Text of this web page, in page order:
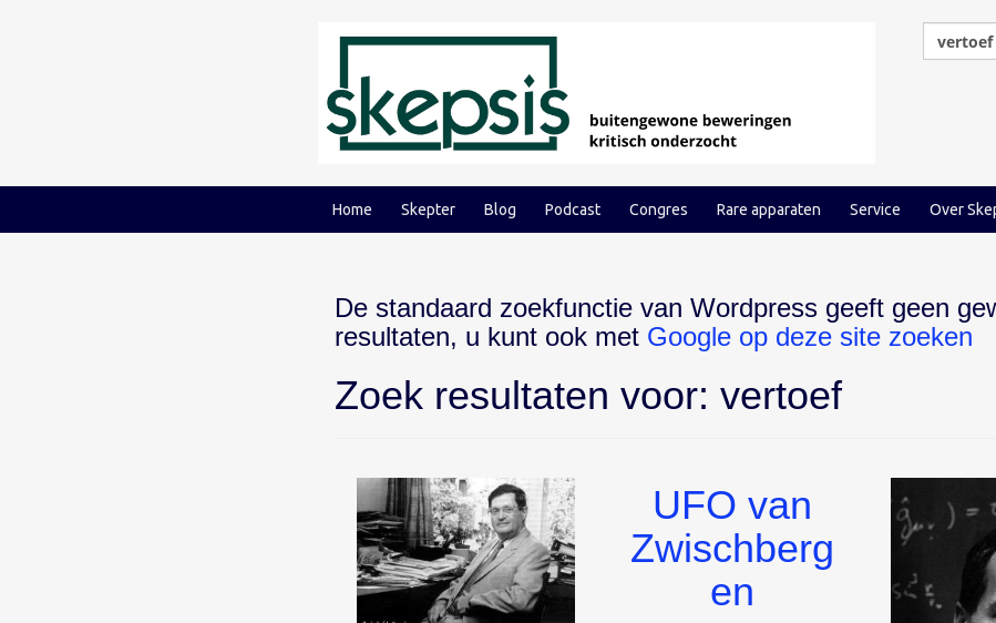
Home Skepter Blog Podcast Congres Rare apparaten Service Over
De standaard zoekfunctie van Wordpress geeft geen
resultaten, u kunt ook met Google op deze site zoeken
Zoek resultaten voor: vertoef
UFO van
Zwischberg
en